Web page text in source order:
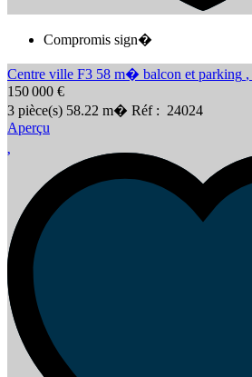
Compromis sign�
Centre ville F3 58 m� balcon et parking ,
150 000 €
3 pièce(s) 58.22 m� Réf : 24024
Aperçu